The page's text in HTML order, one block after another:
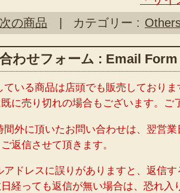
の商品
| カテゴリー :
わせフォーム : Email Form
ている商品は店頭でも販売しており
に売り切れの場合もございます。ご
間外に頂いたお問い合わせは、翌営
返信させて頂きます。
アドレスに誤りがありますと、返信
日経っても返信が無い場合は、恐れ入